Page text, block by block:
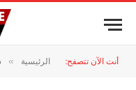
أنت الآن تتصفح: الرئيسية »